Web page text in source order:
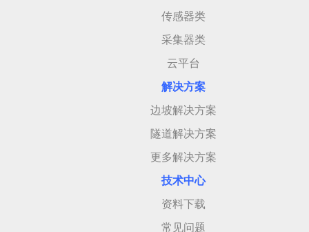
传感器类
采集器类
云平台
解决方案
边坡解决方案
隧道解决方案
更多解决方案
技术中心
资料下载
常见问题